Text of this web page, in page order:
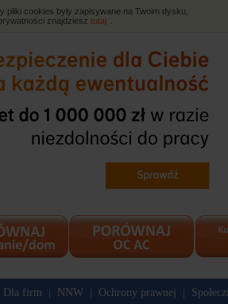
cookies były zapisywane na Twoim dysku,
znajdziesz tutaj
Dla firm NNW Ochrony prawnej